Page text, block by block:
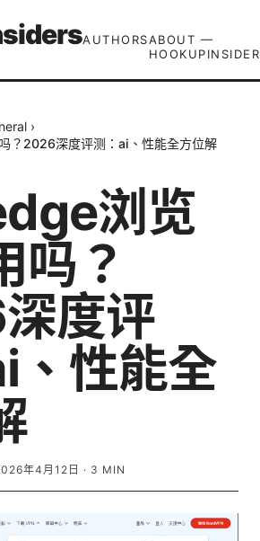
AUTHORSABOUT —
›
？2026深度评测：ai、性能全方位解
浏览
吗？
度评
、性能全
年4月12日 · 3 MIN